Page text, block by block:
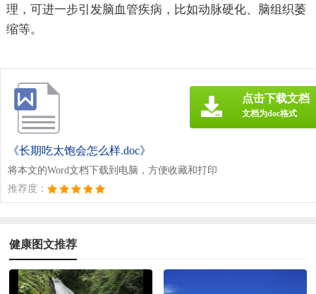
理，可进一步引发脑血管疾病，比如动脉硬化、脑组织萎
缩等。
《长期吃太饱会怎么样.doc》
将本文的Word文档下载到电脑，方便收藏和打印
推荐度：
点击下载文档
文档为doc格式
健康图文推荐